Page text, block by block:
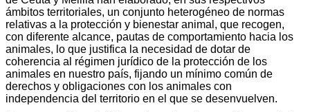
ámbitos territoriales, un conjunto heterogéneo de normas
relativas a la protección y bienestar animal, que recogen,
con diferente alcance, pautas de comportamiento hacia los
animales, lo que justifica la necesidad de dotar de
coherencia al régimen jurídico de la protección de los
animales en nuestro país, fijando un mínimo común de
derechos y obligaciones con los animales con
independencia del territorio en el que se desenvuelven.